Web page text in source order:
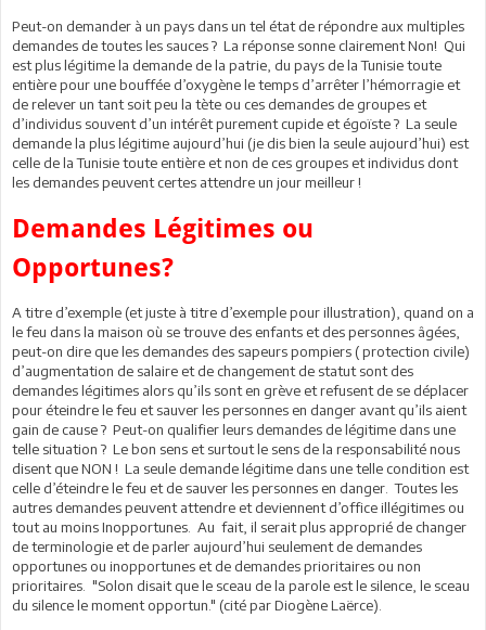
Peut-on demander à un pays dans un tel état de répondre aux multiples
demandes de toutes les sauces ? La réponse sonne clairement Non! Qui
est plus légitime la demande de la patrie, du pays de la Tunisie toute
entière pour une bouffée d’oxygène le temps d’arrêter l’hémorragie et
de relever un tant soit peu la tète ou ces demandes de groupes et
d’individus souvent d’un intérêt purement cupide et égoïste ? La seule
demande la plus légitime aujourd’hui (je dis bien la seule aujourd’hui) est
celle de la Tunisie toute entière et non de ces groupes et individus dont
les demandes peuvent certes attendre un jour meilleur !
Demandes Légitimes ou
Opportunes?
A titre d’exemple (et juste à titre d’exemple pour illustration), quand on a
le feu dans la maison où se trouve des enfants et des personnes âgées,
peut-on dire que les demandes des sapeurs pompiers ( protection civile)
d’augmentation de salaire et de changement de statut sont des
demandes légitimes alors qu’ils sont en grève et refusent de se déplacer
pour éteindre le feu et sauver les personnes en danger avant qu’ils aient
gain de cause ? Peut-on qualifier leurs demandes de légitime dans une
telle situation ? Le bon sens et surtout le sens de la responsabilité nous
disent que NON ! La seule demande légitime dans une telle condition est
celle d’éteindre le feu et de sauver les personnes en danger. Toutes les
autres demandes peuvent attendre et deviennent d’office illégitimes ou
tout au moins Inopportunes. Au fait, il serait plus approprié de changer
de terminologie et de parler aujourd’hui seulement de demandes
opportunes ou inopportunes et de demandes prioritaires ou non
prioritaires. "Solon disait que le sceau de la parole est le silence, le sceau
du silence le moment opportun." (cité par Diogène Laërce).